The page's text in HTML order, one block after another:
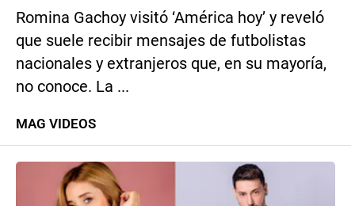
Romina Gachoy visitó ‘América hoy’ y reveló
que suele recibir mensajes de futbolistas
nacionales y extranjeros que, en su mayoría,
no conoce. La ...
MAG VIDEOS